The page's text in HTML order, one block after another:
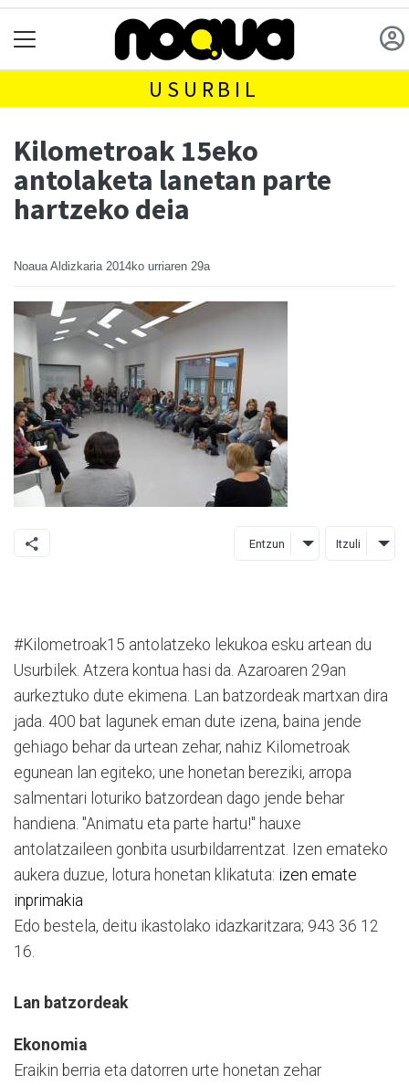
USURBIL
Kilometroak 15eko
antolaketa lanetan parte
hartzeko deia
Noaua Aldizkaria 2014ko urriaren 29a
Entzun Itzuli
#Kilometroak15 antolatzeko lekukoa esku artean du
Usurbilek. Atzera kontua hasi da. Azaroaren 29an
aurkeztuko dute ekimena. Lan batzordeak martxan dira
jada. 400 bat lagunek eman dute izena, baina jende
gehiago behar da urtean zehar, nahiz Kilometroak
egunean lan egiteko; une honetan bereziki, arropa
salmentari loturiko batzordean dago jende behar
handiena. "Animatu eta parte hartu!" hauxe
antolatzaileen gonbita usurbildarrentzat. Izen emateko
aukera duzue, lotura honetan klikatuta: izen emate
inprimakia
Edo bestela, deitu ikastolako idazkaritzara; 943 36 12
16.
Lan batzordeak
Ekonomia
Eraikin berria eta datorren urte honetan zehar